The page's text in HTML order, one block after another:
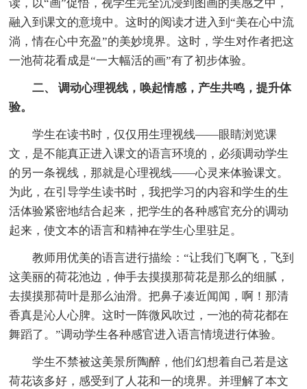
读，以“画”促悟，视学生完全沉浸到图画的美感之中，
融入到课文的意境中。这时的阅读才进入到“美在心中流
淌，情在心中充盈”的美妙境界。这时，学生对作者把这
一池荷花看成是“一大幅活的画”有了初步体验。
二、 调动心理视线，唤起情感，产生共鸣，提升体
验。
学生在读书时，仅仅用生理视线――眼睛浏览课
文，是不能真正进入课文的语言环境的，必须调动学生
的另一条视线，那就是心理视线――心灵来体验课文。
为此，在引导学生读书时，我把学习的内容和学生的生
活体验紧密地结合起来，把学生的各种感官充分的调动
起来，使文本的语言和精神在学生心里驻足。
教师用优美的语言进行描绘：“让我们飞啊飞，飞到
这美丽的荷花池边，伸手去摸摸那荷花是那么的细腻，
去摸摸那荷叶是那么油滑。把鼻子凑近闻闻，啊！那清
香真是沁人心脾。这时一阵微风吹过，一池的荷花都在
舞蹈了。”调动学生各种感官进入语言情境进行体验。
学生不禁被这美景所陶醉，他们幻想着自己若是这
荷花该多好，感受到了人花和一的境界。并理解了本文